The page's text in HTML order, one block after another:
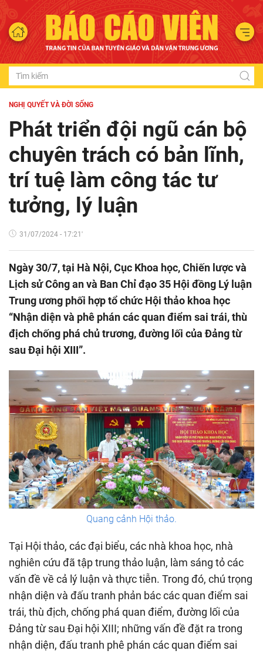
NGHỊ QUYẾT VÀ ĐỜI SỐNG
Phát triển đội ngũ cán bộ
chuyên trách có bản lĩnh,
trí tuệ làm công tác tư
tưởng, lý luận
31/07/2024 - 17:21'
Ngày 30/7, tại Hà Nội, Cục Khoa học, Chiến lược và
Lịch sử Công an và Ban Chỉ đạo 35 Hội đồng Lý luận
Trung ương phối hợp tổ chức Hội thảo khoa học
“Nhận diện và phê phán các quan điểm sai trái, thù
địch chống phá chủ trương, đường lối của Đảng từ
sau Đại hội XIII”.
Quang cảnh Hội thảo.
Tại Hội thảo, các đại biểu, các nhà khoa học, nhà
nghiên cứu đã tập trung thảo luận, làm sáng tỏ các
vấn đề về cả lý luận và thực tiễn. Trong đó, chú trọng
nhận diện và đấu tranh phản bác các quan điểm sai
trái, thù địch, chống phá quan điểm, đường lối của
Đảng từ sau Đại hội XIII; những vấn đề đặt ra trong
nhận diện, đấu tranh phê phán các quan điểm sai